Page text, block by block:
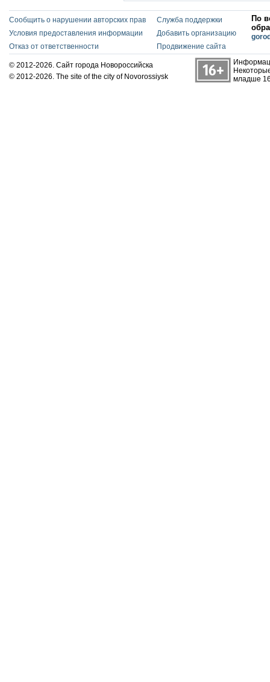
Сообщить о нарушении авторских прав
Условия предоставления информации
Отказ от ответственности
Служба поддержки
Добавить организацию
Продвижение сайта
По
© 2012-2026. Сайт города Новороссийска
© 2012-2026. The site of the city of Novorossiysk
младше